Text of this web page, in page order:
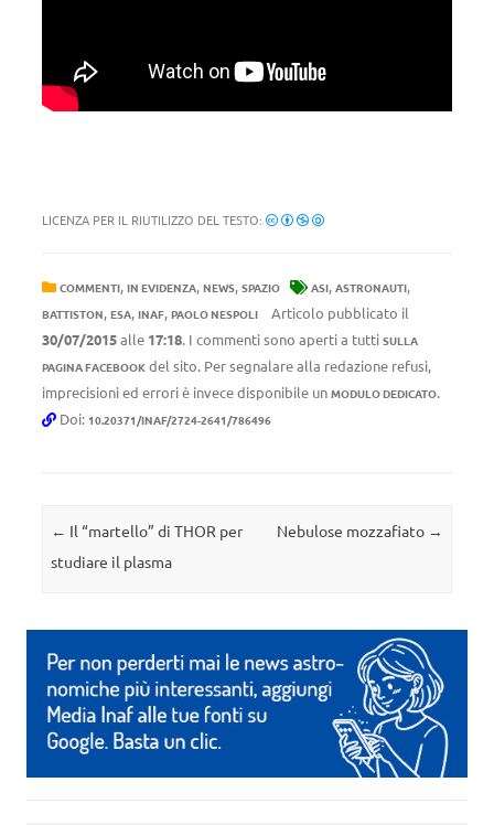
LICENZA PER IL RIUTILIZZO DEL TESTO:
COMMENTI, IN EVIDENZA, NEWS, SPAZIO ASI, ASTRONAUTI,
BATTISTON, ESA, INAF, PAOLO NESPOLI
Articolo pubblicato il
30/07/2015alle 17:18. I commenti sono aperti a tutti SULLA
PAGINA FACEBOOK del sito. Per segnalare alla redazione refusi,
imprecisioni ed errori è invece disponibile un MODULO DEDICATO.
Doi: 10.20371/INAF/2724-2641/786496
Navigazione articolo
← Il “martello” di THOR per
studiare il plasma
Nebulose mozzafiato →